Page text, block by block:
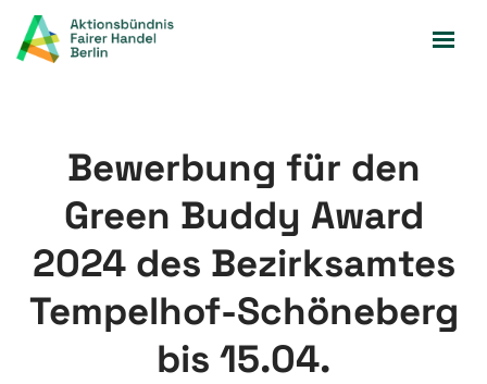
Zum
Bewerbung für den
Green Buddy Award
2024 des Bezirksamtes
Tempelhof-Schöneberg
bis 15.04.